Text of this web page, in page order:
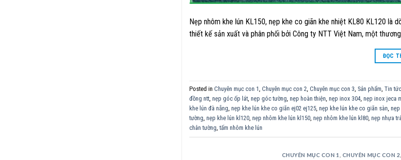
Nẹp nhôm khe lún KL150, nẹp khe co giãn khe nhiệt KL80 KL120 là
thiết kế sản xuất và phân phối bởi Công ty NTT Việt Nam, một
ĐỌC
Posted in Chuyên mục con 1, Chuyên mục con 2, Chuyên mục con 3, Sản phẩm, Tin tức
đồng ntt, nẹp góc ốp lát, nẹp góc tường, nẹp hoàn thiện, nẹp inox 304, nẹp inox jeca
khe lún đà nẵng, nẹp khe lún khe co giãn ej02 ej125, nẹp khe lún khe co giãn sàn,
tường, nẹp khe lún kl120, nẹp nhôm khe lún kl150, nẹp nhôm khe lún kl80, nẹp nhựa
chân tường,tấm nhôm khe lún
CHUYÊN MỤC CON 1 CHUYÊN MỤC CON 2